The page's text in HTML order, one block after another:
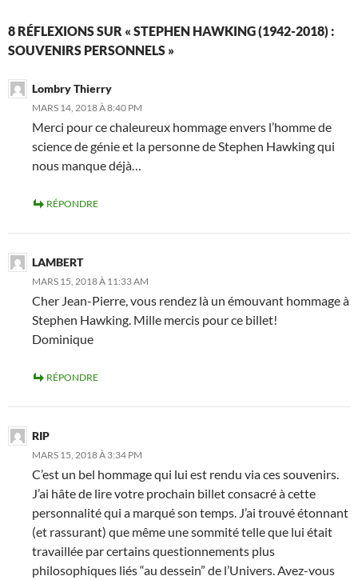
8 RÉFLEXIONS SUR « STEPHEN HAWKING (1942-2018) :
SOUVENIRS PERSONNELS »
Lombry Thierry
MARS 14, 2018 À 8:40 PM
Merci pour ce chaleureux hommage envers l’homme de
science de génie et la personne de Stephen Hawking qui
nous manque déjà…
RÉPONDRE
LAMBERT
MARS 15, 2018 À 11:33 AM
Cher Jean-Pierre, vous rendez là un émouvant hommage à
Stephen Hawking. Mille mercis pour ce billet!
Dominique
RÉPONDRE
RIP
MARS 15, 2018 À 3:34 PM
C’est un bel hommage qui lui est rendu via ces souvenirs.
J’ai hâte de lire votre prochain billet consacré à cette
personnalité qui a marqué son temps. J’ai trouvé étonnant
(et rassurant) que même une sommité telle que lui était
travaillée par certains questionnements plus
philosophiques liés “au dessein” de l’Univers. Avez-vous